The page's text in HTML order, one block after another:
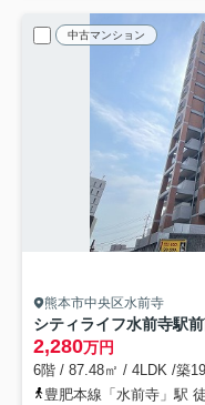
中古マンション
熊本市中央区水前寺
シティライフ水前寺駅
2,280万円
6階 / 87.48㎡ / 4LDK /築
豊肥本線「水前寺」駅